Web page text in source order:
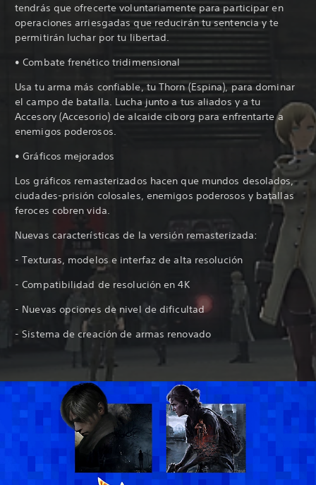
tendrás que ofrecerte voluntariamente para participar en
operaciones arriesgadas que reducirán tu sentencia y te
permitirán luchar por tu libertad.
• Combate frenético tridimensional
Usa tu arma más confiable, tu Thorn (Espina), para dominar
el campo de batalla. Lucha junto a tus aliados y a tu
Accesory (Accesorio) de alcaide ciborg para enfrentarte a
enemigos poderosos.
• Gráficos mejorados
Los gráficos remasterizados hacen que mundos desolados,
ciudades-prisión colosales, enemigos poderosos y batallas
feroces cobren vida.
Nuevas características de la versión remasterizada:
- Texturas, modelos e interfaz de alta resolución
- Compatibilidad de resolución en 4K
- Nuevas opciones de nivel de dificultad
- Sistema de creación de armas renovado